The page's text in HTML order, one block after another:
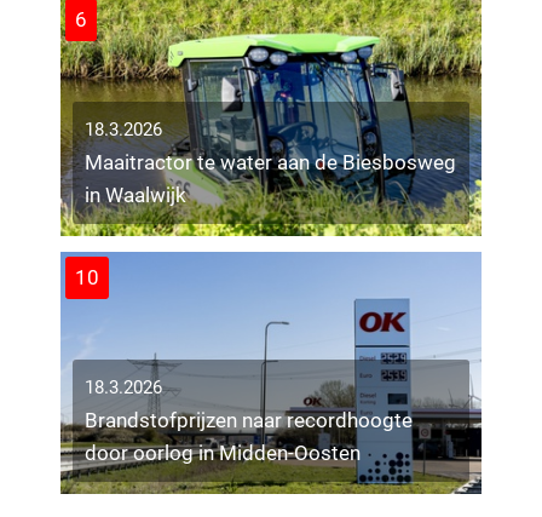
6
18.3.2026
Maaitractor te water aan de Biesbosweg
in Waalwijk
10
18.3.2026
Brandstofprijzen naar recordhoogte
door oorlog in Midden-Oosten
18.3.2026
Drie mannen uit woning gehaald bij
uitslaande brand in Tilburg